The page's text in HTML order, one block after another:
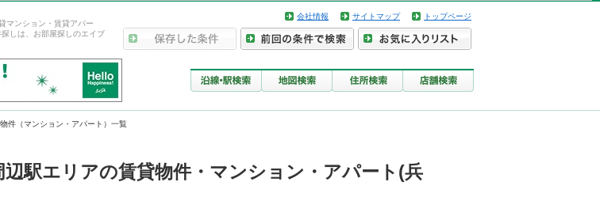
マンション・賃貸アパー
しは、お部屋探しのエイブ
会社情報 サイトマップ トップページ
件（マンション・アパート）一覧
駅エリアの賃貸物件・マンション・アパート(兵